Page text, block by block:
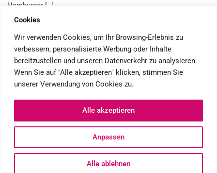
Cookies
Wir verwenden Cookies, um Ihr Browsing-Erlebnis zu
verbessern, personalisierte Werbung oder Inhalte
bereitzustellen und unseren Datenverkehr zu analysieren.
Wenn Sie auf "Alle akzeptieren" klicken, stimmen Sie
unserer Verwendung von Cookies zu.
Anpassen
Alle ablehnen
Alle akzeptieren
Hamburger […]
NAVIGATION
Leistungsspektrum
© DANIELA FUCHS, 2021THEME:MINIMAL GRIDBY